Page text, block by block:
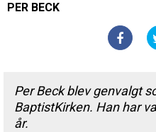
PER BECK
Per Beck blev genvalgt
BaptistKirken. Han har
år.